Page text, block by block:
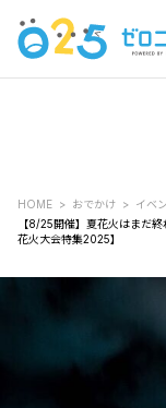
HOME おでかけ
イベ
【8/25開催】夏花火はまだ
花火大会特集2025】